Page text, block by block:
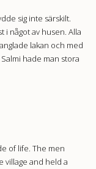
sig inte särskilt.
i något av husen. Alla
lakan och med
hade man stora
of life. The men
village and held a